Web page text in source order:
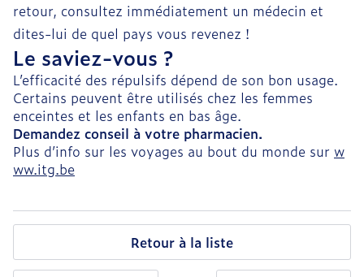
retour, consultez immédiatement un médecin et
dites-lui de quel pays vous revenez !
Le saviez-vous ?
L’efficacité des répulsifs dépend de son bon usage.
Certains peuvent être utilisés chez les femmes
enceintes et les enfants en bas âge.
Demandez conseil à votre pharmacien.
Plus d’info sur les voyages au bout du monde sur w
ww.itg.be
Retour à la liste